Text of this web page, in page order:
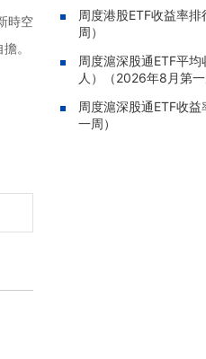
時空
。
n工廠商業化
08-07 20:02 |
中國泛半導體IMSS市
08-07 19:47 | 浙能邁領
全球領先的綠色航運
08-07 19:09 |
周度港股ETF收益率
周）
周度滬深股通ETF平
人）（2026年8月第一
周度滬深股通ETF收
一周）